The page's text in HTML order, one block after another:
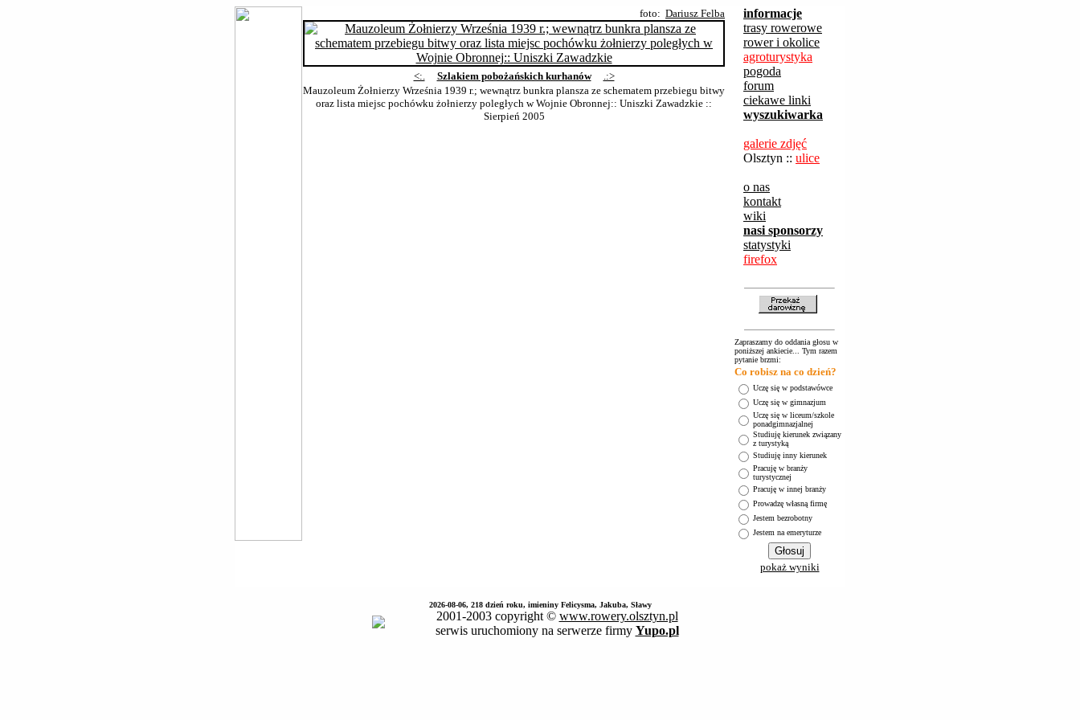
foto: Dariusz Felba
<:. Szlakiem pobożańskich kurhanów
.:>
Mauzoleum Żołnierzy Września 1939 r.; wewnątrz bunkra plansza ze schematem przebiegu bitwy
oraz lista miejsc pochówku żołnierzy poległych w Wojnie Obronnej:: Uniszki Zawadzkie ::
Sierpień 2005
informacje
trasy rowerowe
rower i okolice
agroturystyka
pogoda
forum
ciekawe linki
wyszukiwarka
galerie zdjęć
Olsztyn :: ulice
o nas
kontakt
wiki
nasi sponsorzy
statystyki
firefox
Zapraszamy do oddania głosu w
poniższej ankiecie... Tym razem
pytanie brzmi:
Co robisz na co dzień?
Uczę się w podstawówce
Uczę się w gimnazjum
Uczę się w liceum/szkole
ponadgimnazjalnej
Studiuję kierunek związany
z turystyką
Studiuję inny kierunek
Pracuję w branży
turystycznej
Pracuję w innej branży
Prowadzę własną firmę
Jestem bezrobotny
Jestem na emeryturze
pokaż wyniki
2026-08-06, 218 dzień roku, imieniny Felicysma, Jakuba, Sławy
2001-2003 copyright © www.rowery.olsztyn.pl
serwis uruchomiony na serwerze firmy Yupo.pl